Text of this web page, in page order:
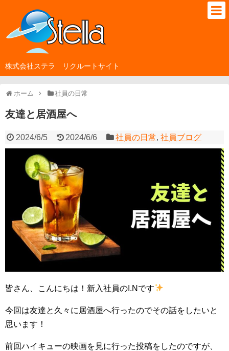
株式会社ステラ リクルートサイト
ホーム 社員の日常
友達と居酒屋へ
2024/6/5 2024/6/6 社員の日常,社員ブログ
皆さん、こんにちは！新入社員のI.Nです
今回は友達と久々に居酒屋へ行ったのでその話をしたいと
思います！
前回ハイキューの映画を見に行った投稿をしたのですが、